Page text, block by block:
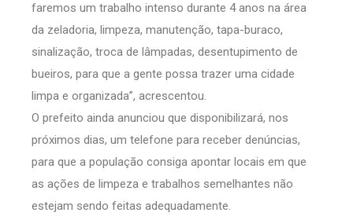
faremos um trabalho intenso durante 4 anos na área
da zeladoria, limpeza, manutenção, tapa-buraco,
sinalização, troca de lâmpadas, desentupimento de
bueiros, para que a gente possa trazer uma cidade
limpa e organizada”, acrescentou.
O prefeito ainda anunciou que disponibilizará, nos
próximos dias, um telefone para receber denúncias,
para que a população consiga apontar locais em que
as ações de limpeza e trabalhos semelhantes não
estejam sendo feitas adequadamente.